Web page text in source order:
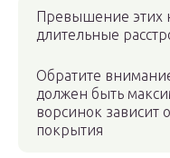
Превышение этих
длительные
Обратите
должен быть
ворсинок зависит
покрытия